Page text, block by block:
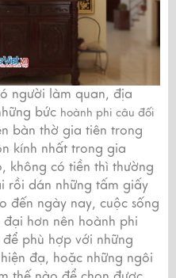
người làm quan, địa
bức hoành phi câu đối
bàn thờ gia tiên trong
kính nhất trong gia
không có tiền thì thường
rồi dán những tấm giấy
đến ngày nay, cuộc sống
hơn nên hoành phi
phù hợp với những
đạ, hoặc những ngôi